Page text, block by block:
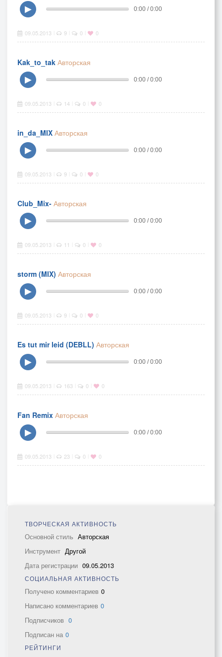
▶
0:00 / 0:00
09.05.2013 9 0 0
Kak_to_tak Авторская
▶
0:00 / 0:00
09.05.2013 14 0 0
in_da_MIX Авторская
▶
0:00 / 0:00
09.05.2013 9 0 0
Club_Mix- Авторская
▶
0:00 / 0:00
09.05.2013 11 0 0
storm (MIX) Авторская
▶
0:00 / 0:00
09.05.2013 9 0 0
Es tut mir leid (DEBLL) Авторская
▶
0:00 / 0:00
09.05.2013 163 0 0
Fan Remix Авторская
▶
0:00 / 0:00
09.05.2013 23 0 0
ТВОРЧЕСКАЯ АКТИВНОСТЬ
Основной стиль Авторская
Инструмент Другой
Дата регистрации 09.05.2013
СОЦИАЛЬНАЯ АКТИВНОСТЬ
Получено комментариев 0
Написано комментариев 0
Подписчиков 0
Подписан на 0
РЕЙТИНГИ